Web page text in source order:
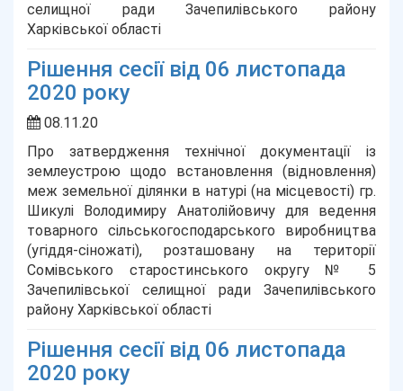
селищної ради Зачепилівського району
Харківської області
Рішення сесії від 06 листопада
2020 року
08.11.20
Про затвердження технічної документації із
землеустрою щодо встановлення (відновлення)
меж земельної ділянки в натурі (на місцевості) гр.
Шикулі Володимиру Анатолійовичу для ведення
товарного сільськогосподарського виробництва
(угіддя-сіножаті), розташовану на території
Сомівського старостинського округу № 5
Зачепилівської селищної ради Зачепилівського
району Харківської області
Рішення сесії від 06 листопада
2020 року